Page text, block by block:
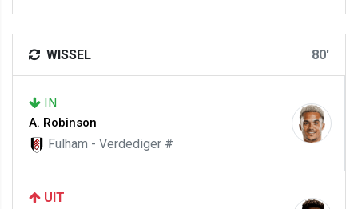
WISSEL 80'
IN
A. Robinson
Fulham - Verdediger #
UIT